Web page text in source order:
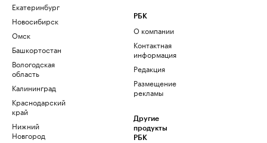
Екатеринбург
Новосибирск
Омск
Башкортостан
Вологодская
область
Калининград
Краснодарский
край
Нижний
Новгород
РБК
О компании
Контактная
информация
Редакция
Размещение
рекламы
Другие
продукты
РБК